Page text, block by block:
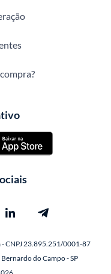
- CNPJ 23.895.251/0001-87
do Campo - SP